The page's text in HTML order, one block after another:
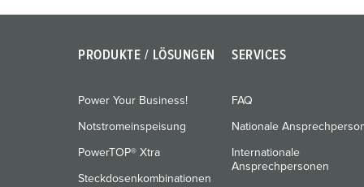
PRODUKTE / LÖSUNGEN
Power Your Business!
Notstromeinspeisung
PowerTOP® Xtra
Steckdosenkombinationen
SERVICES
FAQ
Nationale
Internationale
Ansprechpersonen